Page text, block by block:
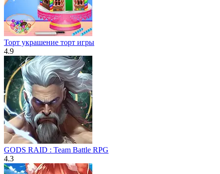
Торт украшение торт игры
4.9
GODS RAID : Team Battle RPG
4.3